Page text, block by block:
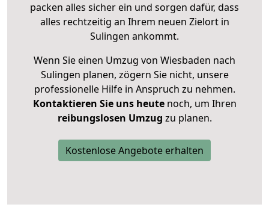
packen alles sicher ein und sorgen dafür, dass
alles rechtzeitig an Ihrem neuen Zielort in
Sulingen ankommt.
Wenn Sie einen Umzug von Wiesbaden nach
Sulingen planen, zögern Sie nicht, unsere
professionelle Hilfe in Anspruch zu nehmen.
Kontaktieren Sie uns heutenoch, um Ihren
reibungslosen Umzug zu planen.
Kostenlose Angebote erhalten